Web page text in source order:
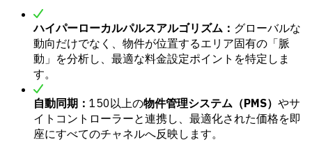
ハイパーローカルパルスアルゴリズム： グローバルな
動向だけでなく、物件が位置するエリア固有の「脈
動」を分析し、最適な料金設定ポイントを特定しま
す。
自動同期： 150以上の物件管理システム（PMS） やサ
イトコントローラーと連携し、最適化された価格を即
座にすべてのチャネルへ反映します。